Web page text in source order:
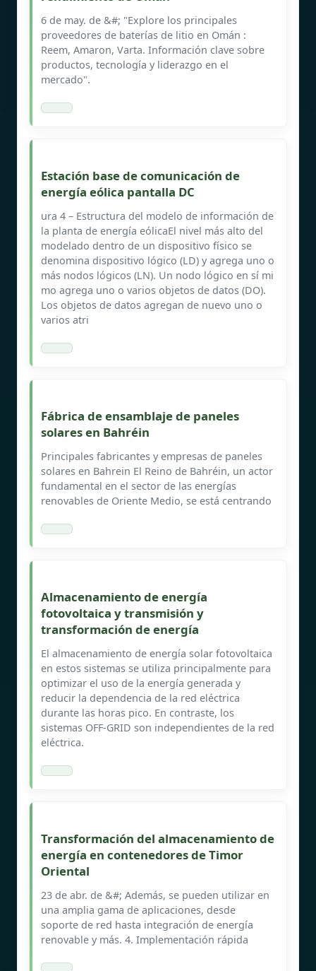
6 de may. de &#; "Explore los principales
proveedores de baterías de litio en Omán :
Reem, Amaron, Varta. Información clave sobre
productos, tecnología y liderazgo en el
mercado".
Estación base de comunicación de
energía eólica pantalla DC
ura 4 – Estructura del modelo de información de
la planta de energía eólicaEl nivel más alto del
modelado dentro de un dispositivo físico se
denomina dispositivo lógico (LD) y agrega uno o
más nodos lógicos (LN). Un nodo lógico en sí mi
mo agrega uno o varios objetos de datos (DO).
Los objetos de datos agregan de nuevo uno o
varios atri
Fábrica de ensamblaje de paneles
solares en Bahréin
Principales fabricantes y empresas de paneles
solares en Bahrein El Reino de Bahréin, un actor
fundamental en el sector de las energías
renovables de Oriente Medio, se está centrando
Almacenamiento de energía
fotovoltaica y transmisión y
transformación de energía
El almacenamiento de energía solar fotovoltaica
en estos sistemas se utiliza principalmente para
optimizar el uso de la energía generada y
reducir la dependencia de la red eléctrica
durante las horas pico. En contraste, los
sistemas OFF-GRID son independientes de la red
eléctrica.
Transformación del almacenamiento de
energía en contenedores de Timor
Oriental
23 de abr. de &#; Además, se pueden utilizar en
una amplia gama de aplicaciones, desde
soporte de red hasta integración de energía
renovable y más. 4. Implementación rápida